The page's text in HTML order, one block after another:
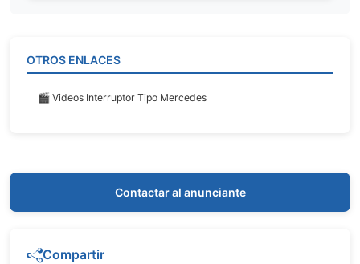
OTROS ENLACES
🎬 Videos Interruptor Tipo Mercedes
Contactar al anunciante
Compartir